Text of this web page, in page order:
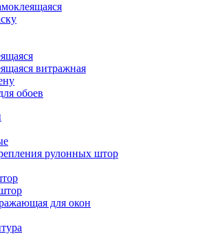
витражная
обоев
рулонных штор
для окон